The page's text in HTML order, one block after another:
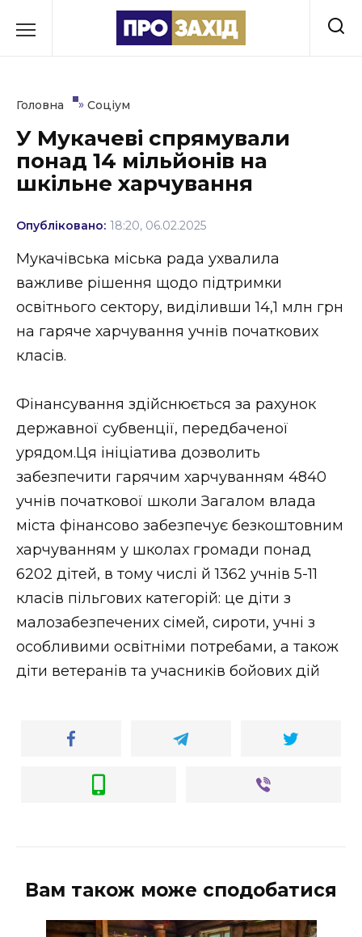
до
Культура
Освіта
Події
Політика
Соціум
Спорт
Втрачений Ужгород
Втрачений Ужгород (відеоверсія)
ЗАКАРПАТСЬКІ НОВИНИ
НОВИНИ ЗАХІДНОЇ УКРАЇНИ
ФОТО
ВІДЕО
Головна » Соціум
У Мукачеві спрямували
понад 14 мільйонів на
шкільне харчування
Опубліковано: 18:20, 06.02.2025
Мукачівська міська рада ухвалила
важливе рішення щодо підтримки
освітнього сектору, виділивши 14,1 млн грн
на гаряче харчування учнів початкових
класів.
Фінансування здійснюється за рахунок
державної субвенції, передбаченої
урядом.Ця ініціатива дозволить
забезпечити гарячим харчуванням 4840
учнів початкової школи Загалом влада
міста фінансово забезпечує безкоштовним
харчуванням у школах громади понад
6202 дітей, в тому числі й 1362 учнів 5-11
класів пільгових категорій: це діти з
малозабезпечених сімей, сироти, учні з
особливими освітніми потребами, а також
діти ветеранів та учасників бойових дій
Вам також може сподобатися